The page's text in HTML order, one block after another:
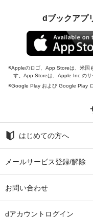
dブックアプ
Appleのロゴ、App Storeは、米国
す。App Storeは、Apple Inc.のサ
Google Play および Google Play
はじめての方へ
メールサービス登録/解除
お問い合わせ
dアカウントログイン